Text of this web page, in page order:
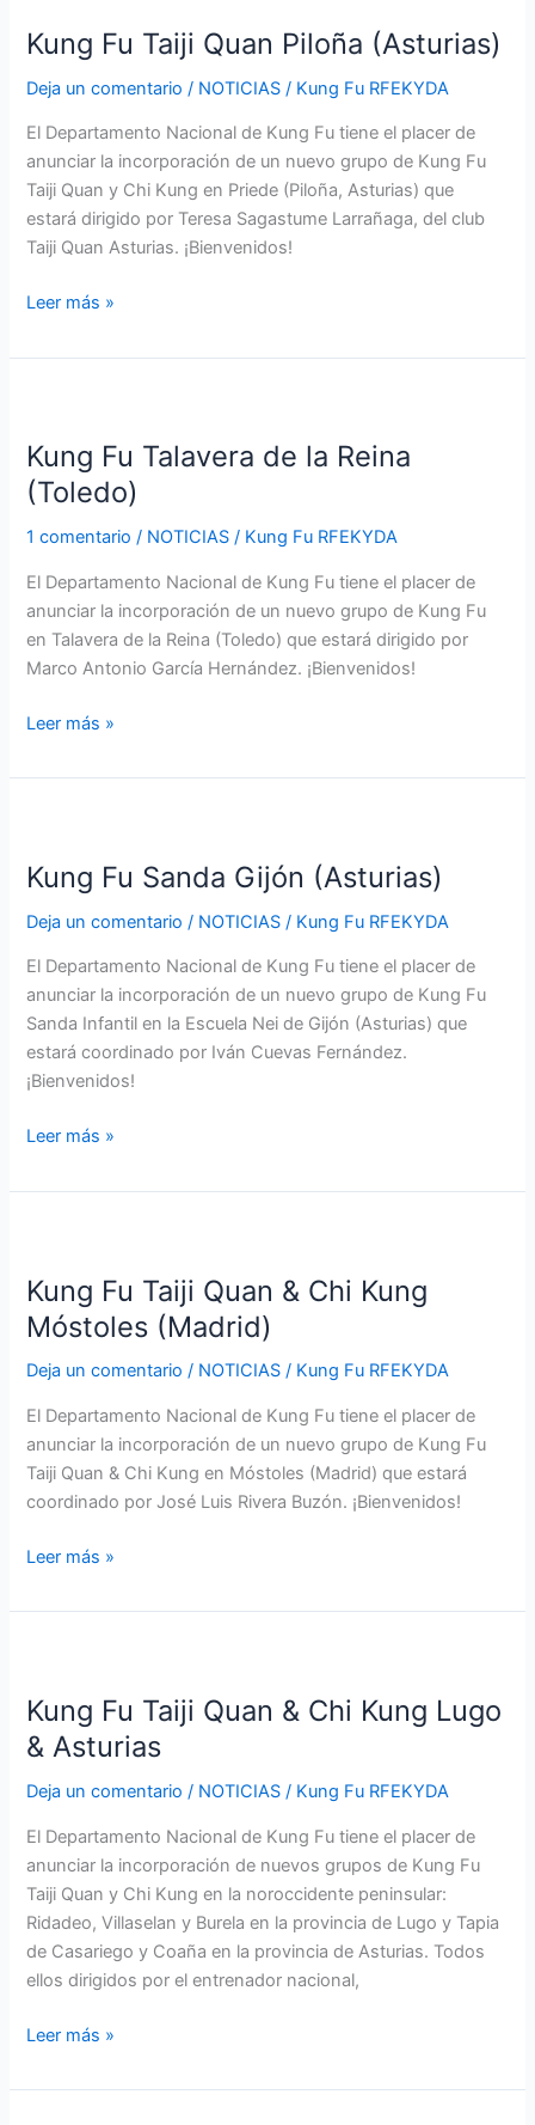
Kung Fu Taiji Quan Piloña (Asturias)
Deja un comentario / NOTICIAS / Kung Fu RFEKYDA
El Departamento Nacional de Kung Fu tiene el placer de
anunciar la incorporación de un nuevo grupo de Kung Fu
Taiji Quan y Chi Kung en Priede (Piloña, Asturias) que
estará dirigido por Teresa Sagastume Larrañaga, del club
Taiji Quan Asturias. ¡Bienvenidos!
Taiji
Piloña
(Asturias)
Leer más »
Kung Fu Talavera de la Reina
(Toledo)
1 comentario / NOTICIAS / Kung Fu RFEKYDA
El Departamento Nacional de Kung Fu tiene el placer de
anunciar la incorporación de un nuevo grupo de Kung Fu
en Talavera de la Reina (Toledo) que estará dirigido por
Marco Antonio García Hernández. ¡Bienvenidos!
Talavera
de
la
Reina
Leer más »
Kung Fu Sanda Gijón (Asturias)
Deja un comentario / NOTICIAS / Kung Fu RFEKYDA
El Departamento Nacional de Kung Fu tiene el placer de
anunciar la incorporación de un nuevo grupo de Kung Fu
Sanda Infantil en la Escuela Nei de Gijón (Asturias) que
estará coordinado por Iván Cuevas Fernández.
¡Bienvenidos!
Sanda
(Asturias)
Leer más »
Kung Fu Taiji Quan & Chi Kung
Móstoles (Madrid)
Deja un comentario / NOTICIAS / Kung Fu RFEKYDA
El Departamento Nacional de Kung Fu tiene el placer de
anunciar la incorporación de un nuevo grupo de Kung Fu
Taiji Quan & Chi Kung en Móstoles (Madrid) que estará
coordinado por José Luis Rivera Buzón. ¡Bienvenidos!
Taiji
Quan
Chi
Kung
Móstoles
(Madrid)
Leer más »
Kung Fu Taiji Quan & Chi Kung Lugo
& Asturias
Deja un comentario / NOTICIAS / Kung Fu RFEKYDA
El Departamento Nacional de Kung Fu tiene el placer de
anunciar la incorporación de nuevos grupos de Kung Fu
Taiji Quan y Chi Kung en la noroccidente peninsular:
Ridadeo, Villaselan y Burela en la provincia de Lugo y Tapia
de Casariego y Coaña en la provincia de Asturias. Todos
ellos dirigidos por el entrenador nacional,
Taiji
Quan
Chi
Asturias
Leer más »